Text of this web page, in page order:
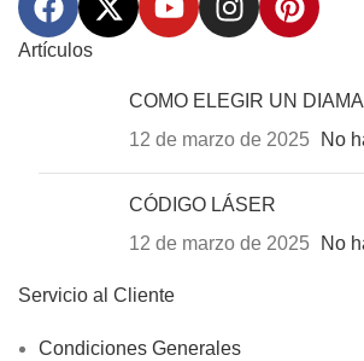
Artículos
COMO ELEGIR UN
12 de marzo de 2025
No
CÓDIGO LÁSER
12 de marzo de 2025
No
Servicio al Cliente
Condiciones Generales